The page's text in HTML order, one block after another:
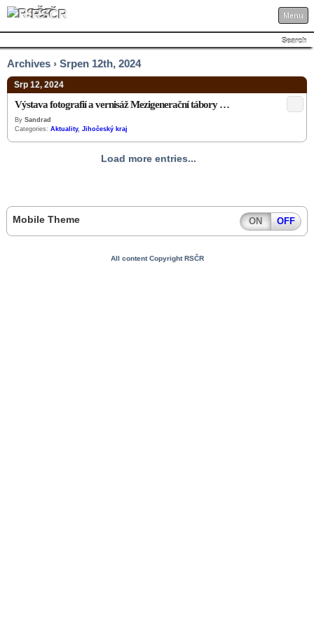
RSČR Menu
Search
Archives › Srpen 12th, 2024
Srp 12, 2024
Výstava fotografií a vernisáž Mezigenerační tábory …
By Sandrad
Categories: Aktuality, Jihočeský kraj
Load more entries...
Mobile Theme ON OFF
All content Copyright RSČR